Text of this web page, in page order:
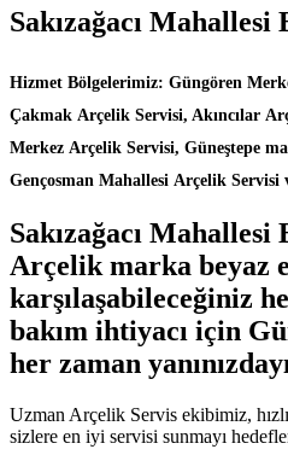
Sakızağacı Mahallesi
Hizmet Bölgelerimiz: Güngören
Çakmak Arçelik Servisi, Akıncılar
Merkez Arçelik Servisi, Güneştepe
Gençosman Mahallesi Arçelik Servisi
Sakızağacı Mahallesi
Arçelik marka beyaz
karşılaşabileceğiniz
bakım ihtiyacı için
her zaman
Uzman Arçelik Servis ekibimiz,
sizlere en iyi servisi sunmayı